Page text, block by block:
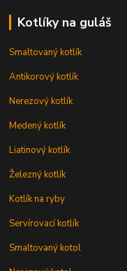
Kotlíky na guláš
Smaltovaný kotlík
Antikorový kotlík
Nerezový kotlík
Medený kotlík
Liatinový kotlík
Železný kotlík
Kotlík na ryby
Servírovací kotlík
Smaltovaný kotol